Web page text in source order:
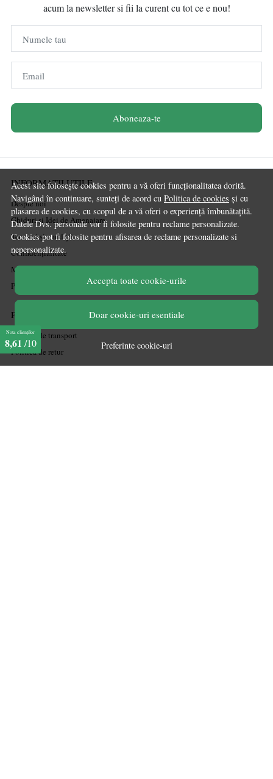
Acest site folosește cookies pentru a vă oferi funcționalitatea dorită.
Navigând în continuare, sunteți de acord cu Politica de cookies și cu
plasarea de cookies, cu scopul de a vă oferi o experiență îmbunătațită.
Datele Dvs. personale vor fi folosite pentru reclame personalizate.
Cookies pot fi folosite pentru afisarea de reclame personalizate si
nepersonalizate.
Accepta toate cookie-urile
Doar cookie-uri esentiale
Preferinte cookie-uri
acum la newsletter si fii la curent cu tot ce e nou!
Numele tau
Email
Aboneaza-te
INFORMATII UTILE
Despre noi
Ghiduri și Idei de Amenajare
Termeni și condiții
Confidențialitate
Mărturiile clienților
Politica de Cookies
PLATA SI LIVRARE
Politica de transport
Politica de retur
Cum cumpăr
Nota clienților
8,61 /10